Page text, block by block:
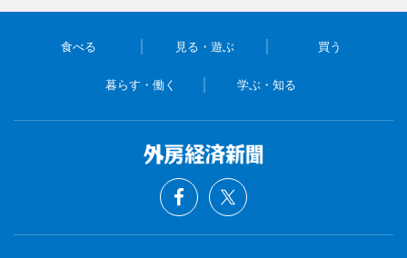
食べる 見る・遊ぶ 買う
暮らす・働く 学ぶ・知る